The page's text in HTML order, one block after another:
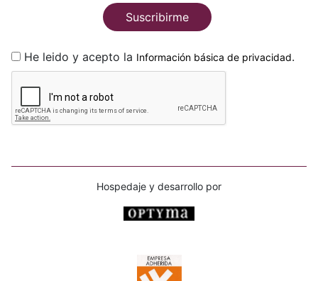
Suscribirme
He leido y acepto la Información básica de privacidad.
Hospedaje y desarrollo por